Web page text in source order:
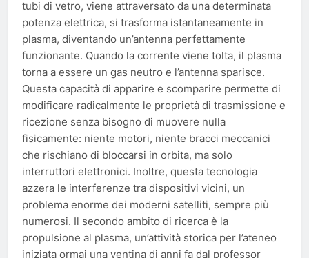
tubi di vetro, viene attraversato da una determinata
potenza elettrica, si trasforma istantaneamente in
plasma, diventando un’antenna perfettamente
funzionante. Quando la corrente viene tolta, il plasma
torna a essere un gas neutro e l’antenna sparisce.
Questa capacità di apparire e scomparire permette di
modificare radicalmente le proprietà di trasmissione e
ricezione senza bisogno di muovere nulla
fisicamente: niente motori, niente bracci meccanici
che rischiano di bloccarsi in orbita, ma solo
interruttori elettronici. Inoltre, questa tecnologia
azzera le interferenze tra dispositivi vicini, un
problema enorme dei moderni satelliti, sempre più
numerosi. Il secondo ambito di ricerca è la
propulsione al plasma, un’attività storica per l’ateneo
iniziata ormai una ventina di anni fa dal professor